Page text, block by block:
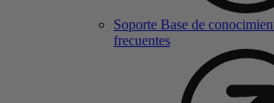
Soporte Base de
frecuentes